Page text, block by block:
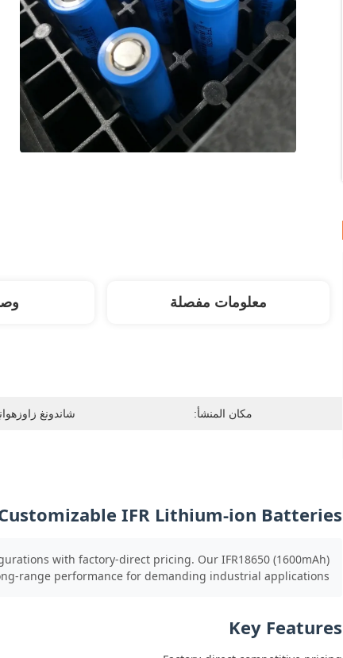
معلومات مفصلة
مكان المنشأ: شاندونغ
IFR Lithium-ion Batteries
with factory-direct pricing. Our IFR18650 (1600mAh)
range performance for demanding industrial applications.
Key Features